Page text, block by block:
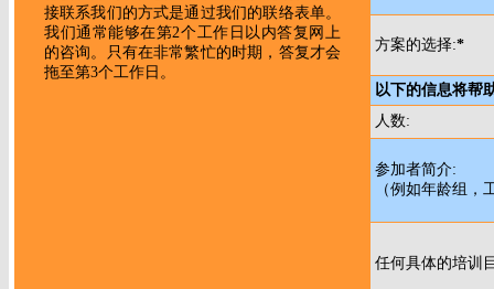
接联系我们的方式是通过我们的联络表单。
我们通常能够在第2个工作日以内答复网上
的咨询。只有在非常繁忙的时期，答复才会
拖至第3个工作日。
方案的选择:*
以下的信息将帮
人数:
参加者简介:
（例如年龄组，
任何具体的培训